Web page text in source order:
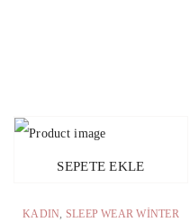
SEPETE EKLE
KADIN, SLEEP WEAR WINTER